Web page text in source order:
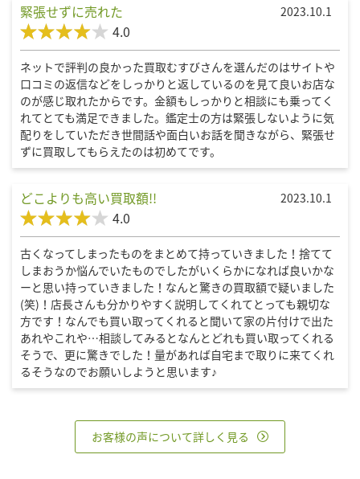
緊張せずに売れた
4.0
2023.10.1
ネットで評判の良かった買取むすびさんを選んだのはサイトや
口コミの返信などをしっかりと返しているのを見て良いお店な
のが感じ取れたからです。金額もしっかりと相談にも乗ってく
れてとても満足できました。鑑定士の方は緊張しないように気
配りをしていただき世間話や面白いお話を聞きながら、緊張せ
ずに買取してもらえたのは初めてです。
どこよりも高い買取額!!
4.0
2023.10.1
古くなってしまったものをまとめて持っていきました！捨てて
しまおうか悩んでいたものでしたがいくらかになれば良いかな
ーと思い持っていきました！なんと驚きの買取額で疑いました
(笑)！店長さんも分かりやすく説明してくれてとっても親切な
方です！なんでも買い取ってくれると聞いて家の片付けで出た
あれやこれや…相談してみるとなんとどれも買い取ってくれる
そうで、更に驚きでした！量があれば自宅まで取りに来てくれ
るそうなのでお願いしようと思います♪
お客様の声について詳しく見る